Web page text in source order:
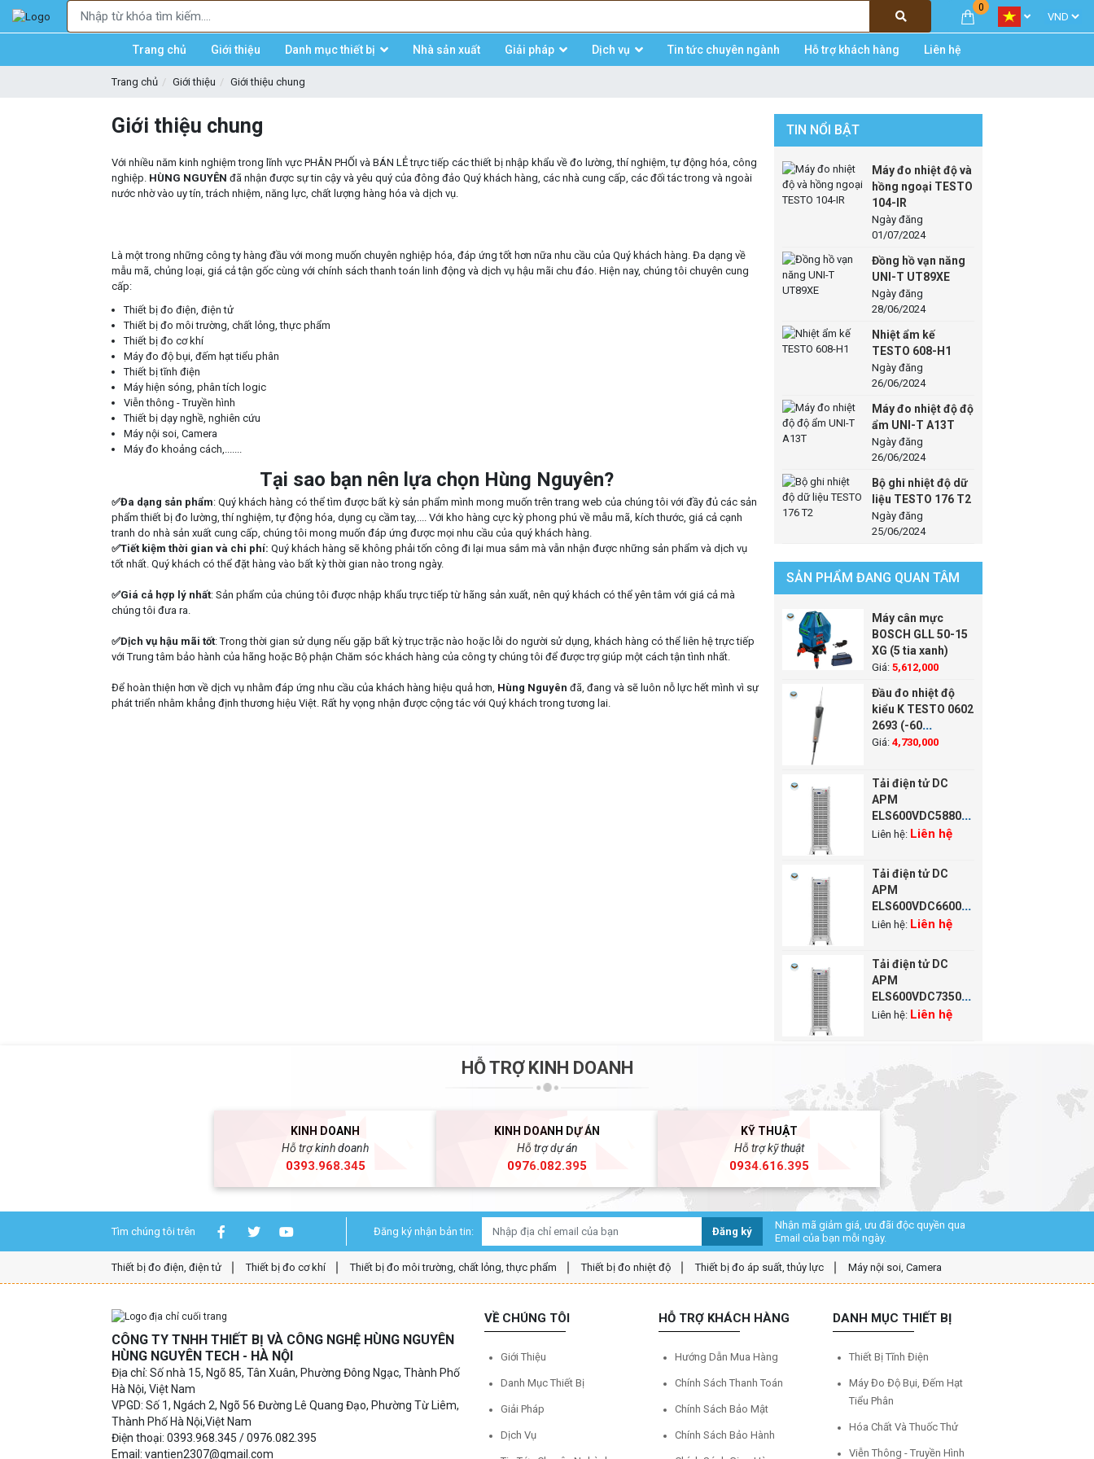
0
Trang chủ Giới thiệu Danh mục thiết bị Nhà sản xuất Giải pháp Dịch vụ Tin tức chuyên ngành Hỗ trợ khách hàng Liên hệ
Trang chủ Giới thiệu Giới thiệu chung
Giới thiệu chung
Với nhiều năm kinh nghiệm trong lĩnh vực PHÂN PHỐI và BÁN LẺ trực tiếp các thiết bị nhập khẩu về đo lường, thí nghiệm, tự động hóa, công
nghiệp. HÙNG NGUYÊN đã nhận được sự tin cậy và yêu quý của đông đảo Quý khách hàng, các nhà cung cấp, các đối tác trong và ngoài
nước nhờ vào uy tín, trách nhiệm, năng lực, chất lượng hàng hóa và dịch vụ.
Là một trong những công ty hàng đầu với mong muốn chuyên nghiệp hóa, đáp ứng tốt hơn nữa nhu cầu của Quý khách hàng. Đa dạng về
mẫu mã, chủng loại, giá cả tận gốc cùng với chính sách thanh toán linh động và dịch vụ hậu mãi chu đáo. Hiện nay, chúng tôi chuyên cung
cấp:
Thiết bị đo điện, điện tử
Thiết bị đo môi trường, chất lỏng, thực phẩm
Thiết bị đo cơ khí
Máy đo độ bụi, đếm hạt tiểu phân
Thiết bị tĩnh điện
Máy hiện sóng, phân tích logic
Viễn thông - Truyền hình
Thiết bị dạy nghề, nghiên cứu
Máy nội soi, Camera
Máy đo khoảng cách,.......
Tại sao bạn nên lựa chọn Hùng Nguyên?
✅Đa dạng sản phẩm: Quý khách hàng có thể tìm được bất kỳ sản phẩm mình mong muốn trên trang web của chúng tôi với đầy đủ các sản
phẩm thiết bị đo lường, thí nghiệm, tự động hóa, dụng cụ cầm tay,.... Với kho hàng cực kỳ phong phú về mẫu mã, kích thước, giá cả cạnh
tranh do nhà sản xuất cung cấp, chúng tôi mong muốn đáp ứng được mọi nhu cầu của quý khách hàng.
✅Tiết kiệm thời gian và chi phí: Quý khách hàng sẽ không phải tốn công đi lại mua sắm mà vẫn nhận được những sản phẩm và dịch vụ
tốt nhất. Quý khách có thể đặt hàng vào bất kỳ thời gian nào trong ngày.
✅Giá cả hợp lý nhất: Sản phẩm của chúng tôi được nhập khẩu trực tiếp từ hãng sản xuất, nên quý khách có thể yên tâm với giá cả mà
chúng tôi đưa ra.
✅Dịch vụ hậu mãi tốt: Trong thời gian sử dụng nếu gặp bất kỳ trục trặc nào hoặc lỗi do người sử dụng, khách hàng có thể liên hệ trực tiếp
với Trung tâm bảo hành của hãng hoặc Bộ phận Chăm sóc khách hàng của công ty chúng tôi để được trợ giúp một cách tận tình nhất.
Để hoàn thiện hơn về dịch vụ nhằm đáp ứng nhu cầu của khách hàng hiệu quả hơn, Hùng Nguyên đã, đang và sẽ luôn nỗ lực hết mình vì sự
phát triển nhằm khẳng định thương hiệu Việt. Rất hy vọng nhận được cộng tác với Quý khách trong tương lai.
TIN NỔI BẬT
Máy đo nhiệt độ và
hồng ngoại TESTO
104-IR
Ngày đăng
01/07/2024
Đồng hồ vạn năng
UNI-T UT89XE
Ngày đăng
28/06/2024
Nhiệt ẩm kế
TESTO 608-H1
Ngày đăng
26/06/2024
Máy đo nhiệt độ độ
ẩm UNI-T A13T
Ngày đăng
26/06/2024
Bộ ghi nhiệt độ dữ
liệu TESTO 176 T2
Ngày đăng
25/06/2024
SẢN PHẨM ĐANG QUAN TÂM
Máy cân mực
BOSCH GLL 50-15
XG (5 tia xanh)
Giá: 5,612,000
Đầu đo nhiệt độ
kiểu K TESTO 0602
2693 (-60
~800°C,1.2 m)
Giá: 4,730,000
Tải điện tử DC
APM
ELS600VDC58800W-
7-36 (600V, 3000A,
Liên hệ: Liên hệ
Tải điện tử DC
APM
ELS600VDC66000W-
7-42 (600V, 3000A,
Liên hệ: Liên hệ
Tải điện tử DC
APM
ELS600VDC73500W-
7-42 (600V, 3000A,
Liên hệ: Liên hệ
HỖ TRỢ KINH DOANH
KINH DOANH
Hỗ trợ kinh doanh
0393.968.345
KINH DOANH DỰ ÁN
Hỗ trợ dự án
0976.082.395
KỸ THUẬT
Hỗ trợ kỹ thuật
0934.616.395
Tìm chúng tôi trên Đăng ký nhận bản tin: Đăng ký
Nhận mã giảm giá, ưu đãi độc quyền qua
Email của bạn mỗi ngày.
Thiết bị đo điện, điện tử Thiết bị đo cơ khí Thiết bị đo môi trường, chất lỏng, thực phẩm Thiết bị đo nhiệt độ Thiết bị đo áp suất, thủy lực Máy nội soi, Camera
CÔNG TY TNHH THIẾT BỊ VÀ CÔNG NGHỆ HÙNG NGUYÊN
HÙNG NGUYÊN TECH - HÀ NỘI
Địa chỉ: Số nhà 15, Ngõ 85, Tân Xuân, Phường Đông Ngạc, Thành Phố
Hà Nội, Việt Nam
VPGD: Số 1, Ngách 2, Ngõ 56 Đường Lê Quang Đạo, Phường Từ Liêm,
Thành Phố Hà Nội,Việt Nam
Điện thoại: 0393.968.345 / 0976.082.395
Email: vantien2307@gmail.com
VỀ CHÚNG TÔI
Giới Thiệu
Danh Mục Thiết Bị
Giải Pháp
Dịch Vụ
HỖ TRỢ KHÁCH HÀNG
Hướng Dẫn Mua Hàng
Chính Sách Thanh Toán
Chính Sách Bảo Mật
Chính Sách Bảo Hành
DANH MỤC THIẾT BỊ
Thiết Bị Tĩnh Điện
Máy Đo Độ Bụi, Đếm Hạt
Tiểu Phân
Hóa Chất Và Thuốc Thử
Viễn Thông - Truyền Hình